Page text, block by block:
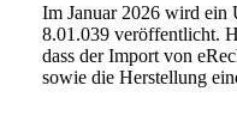
Im Januar 2026 wird ein
8.01.039 veröffentlicht.
dass der Import von
sowie die Herstellung